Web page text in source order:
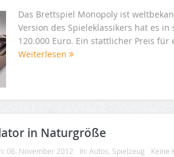
Das Brettspiel Monopoly ist
Version des Spieleklassikers hat es
120.000 Euro. Ein stattlicher Preis für
Weiterlesen
in Naturgröße
06. November 2012 In: Autos, Spielzeug Keine